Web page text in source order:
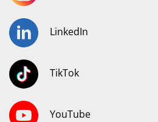
LinkedIn
TikTok
YouTube